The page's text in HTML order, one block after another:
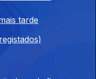
uma das novas
tarde